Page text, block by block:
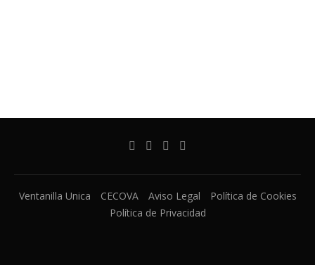
Ventanilla Unica CECOVA Aviso Legal
Política de Cookies
Política de Privacidad